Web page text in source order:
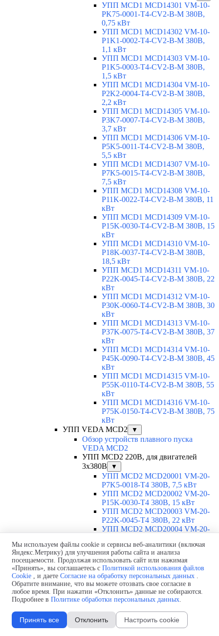
УПП MCD1 MCD14301 VM-10-
PK75-0001-T4-CV2-B-M 380В,
0,75 кВт
УПП MCD1 MCD14302 VM-10-
P1K1-0002-T4-CV2-B-M 380В,
1,1 кВт
УПП MCD1 MCD14303 VM-10-
P1K5-0003-T4-CV2-B-M 380В,
1,5 кВт
УПП MCD1 MCD14304 VM-10-
P2K2-0004-T4-CV2-B-M 380В,
2,2 кВт
УПП MCD1 MCD14305 VM-10-
P3K7-0007-T4-CV2-B-M 380В,
3,7 кВт
УПП MCD1 MCD14306 VM-10-
P5K5-0011-T4-CV2-B-M 380В,
5,5 кВт
УПП MCD1 MCD14307 VM-10-
P7K5-0015-T4-CV2-B-M 380В,
7,5 кВт
УПП MCD1 MCD14308 VM-10-
P11K-0022-T4-CV2-B-M 380В, 11
кВт
УПП MCD1 MCD14309 VM-10-
P15K-0030-T4-CV2-B-M 380В, 15
кВт
УПП MCD1 MCD14310 VM-10-
P18K-0037-T4-CV2-B-M 380В,
18,5 кВт
УПП MCD1 MCD14311 VM-10-
P22K-0045-T4-CV2-B-M 380В, 22
кВт
УПП MCD1 MCD14312 VM-10-
P30K-0060-T4-CV2-B-M 380В, 30
кВт
УПП MCD1 MCD14313 VM-10-
P37K-0075-T4-CV2-B-M 380В, 37
кВт
УПП MCD1 MCD14314 VM-10-
P45K-0090-T4-CV2-B-M 380В, 45
кВт
УПП MCD1 MCD14315 VM-10-
P55K-0110-T4-CV2-B-M 380В, 55
кВт
УПП MCD1 MCD14316 VM-10-
P75K-0150-T4-CV2-B-M 380В, 75
кВт
УПП VEDA MCD2
▼
Обзор устройств плавного пуска
VEDA MCD2
УПП MCD2 220В, для двигателей
3х380В
▼
УПП MCD2 MCD20001 VM-20-
P7K5-0018-T4 380В, 7,5 кВт
УПП MCD2 MCD20002 VM-20-
P15K-0030-T4 380В, 15 кВт
УПП MCD2 MCD20003 VM-20-
P22K-0045-T4 380В, 22 кВт
УПП MCD2 MCD20004 VM-20-
УПП MCD2 MCD20005 VM-20-
P37K-0075-T4 380В, 37 кВт
УПП MCD2 MCD20006 VM-20-
P45K-0090-T4 380В, 45 кВт
УПП MCD2 MCD20007 VM-20-
P55K-0110-T4 380В, 55 кВт
УПП MCD2 MCD20008 VM-20-
УПП MCD2 MCD20009 VM-20-
P90K-0175-T4 380В, 90 кВт
Мы используем файлы cookie и сервисы веб-аналитики (включая
Яндекс.Метрику) для улучшения работы сайта и анализа
посещаемости. Продолжая использовать сайт или нажимая
«Принять», вы соглашаетесь с Политикой использования файлов
Cookie , и даете Согласие на обработку персональных данных .
Обратите внимание, что вы можете отозвать свое согласие в
любое время. При нажатии «Отклонить» данные не собираются.
Подробнее в Политике обработки персональных данных.
Принять все Отклонить Настроить cookie